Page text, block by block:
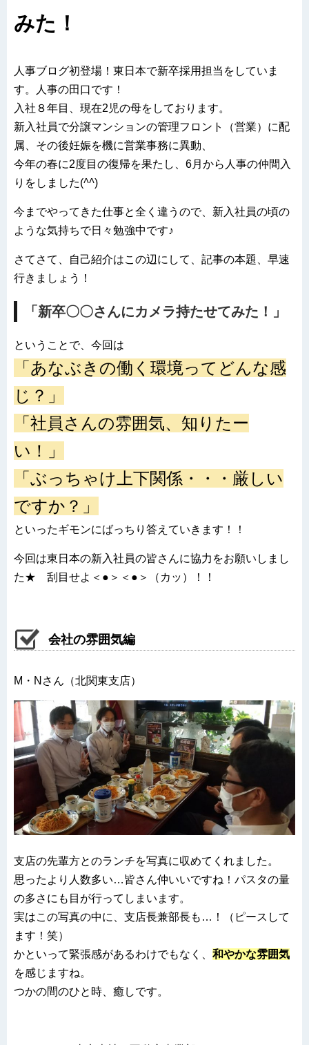
みた！
人事ブログ初登場！東日本で新卒採用担当をしていま
す。人事の田口です！
入社８年目、現在2児の母をしております。
新入社員で分譲マンションの管理フロント（営業）に配
属、その後妊娠を機に営業事務に異動、
今年の春に2度目の復帰を果たし、6月から人事の仲間入
りをしました(^^)
今までやってきた仕事と全く違うので、新入社員の頃の
ような気持ちで日々勉強中です♪
さてさて、自己紹介はこの辺にして、記事の本題、早速
行きましょう！
「新卒〇〇さんにカメラ持たせてみた！」
ということで、今回は
「あなぶきの働く環境ってどんな感
じ？」
「社員さんの雰囲気、知りたー
い！」
「ぶっちゃけ上下関係・・・厳しい
ですか？」
といったギモンにばっちり答えていきます！！
今回は東日本の新入社員の皆さんに協力をお願いしまし
た★ 刮目せよ＜●＞＜●＞（カッ）！！
会社の雰囲気編
M・Nさん（北関東支店）
支店の先輩方とのランチを写真に収めてくれました。
思ったより人数多い…皆さん仲いいですね！パスタの量
の多さにも目が行ってしまいます。
実はこの写真の中に、支店長兼部長も…！（ピースして
ます！笑）
かといって緊張感があるわけでもなく、 和やかな雰囲気
を感じますね。
つかの間のひと時、癒しです。